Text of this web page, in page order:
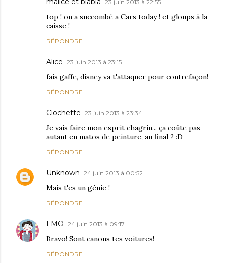
23 juin 2013 à 22:55
top ! on a succombé a Cars today ! et gloups à la
caisse !
RÉPONDRE
Alice 23 juin 2013 à 23:15
fais gaffe, disney va t'attaquer pour contrefaçon!
RÉPONDRE
Clochette 23 juin 2013 à 23:34
Je vais faire mon esprit chagrin... ça coûte pas
autant en matos de peinture, au final ? :D
RÉPONDRE
Unknown 24 juin 2013 à 00:52
Mais t'es un génie !
RÉPONDRE
LMO 24 juin 2013 à 09:17
Bravo! Sont canons tes voitures!
RÉPONDRE